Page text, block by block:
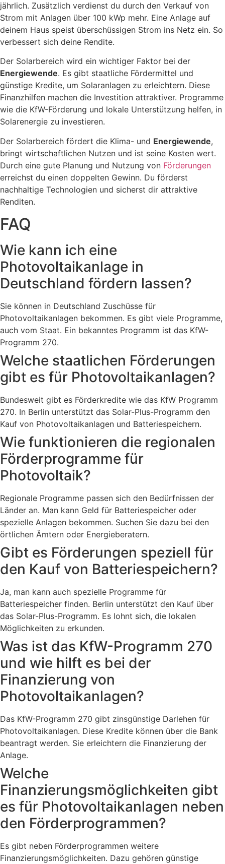
jährlich. Zusätzlich verdienst du durch den Verkauf von
Strom mit Anlagen über 100 kWp mehr. Eine Anlage auf
deinem Haus speist überschüssigen Strom ins Netz ein. So
verbessert sich deine Rendite.
Der Solarbereich wird ein wichtiger Faktor bei der
Energiewende. Es gibt staatliche Fördermittel und
günstige Kredite, um Solaranlagen zu erleichtern. Diese
Finanzhilfen machen die Investition attraktiver. Programme
wie die KfW-Förderung und lokale Unterstützung helfen, in
Solarenergie zu investieren.
Der Solarbereich fördert die Klima- und Energiewende,
bringt wirtschaftlichen Nutzen und ist seine Kosten wert.
Durch eine gute Planung und Nutzung von Förderungen
erreichst du einen doppelten Gewinn. Du förderst
nachhaltige Technologien und sicherst dir attraktive
Renditen.
FAQ
Wie kann ich eine
Photovoltaikanlage in
Deutschland fördern lassen?
Sie können in Deutschland Zuschüsse für
Photovoltaikanlagen bekommen. Es gibt viele Programme,
auch vom Staat. Ein bekanntes Programm ist das KfW-
Programm 270.
Welche staatlichen Förderungen
gibt es für Photovoltaikanlagen?
Bundesweit gibt es Förderkredite wie das KfW Programm
270. In Berlin unterstützt das Solar-Plus-Programm den
Kauf von Photovoltaikanlagen und Batteriespeichern.
Wie funktionieren die regionalen
Förderprogramme für
Photovoltaik?
Regionale Programme passen sich den Bedürfnissen der
Länder an. Man kann Geld für Batteriespeicher oder
spezielle Anlagen bekommen. Suchen Sie dazu bei den
örtlichen Ämtern oder Energieberatern.
Gibt es Förderungen speziell für
den Kauf von Batteriespeichern?
Ja, man kann auch spezielle Programme für
Batteriespeicher finden. Berlin unterstützt den Kauf über
das Solar-Plus-Programm. Es lohnt sich, die lokalen
Möglichkeiten zu erkunden.
Was ist das KfW-Programm 270
und wie hilft es bei der
Finanzierung von
Photovoltaikanlagen?
Das KfW-Programm 270 gibt zinsgünstige Darlehen für
Photovoltaikanlagen. Diese Kredite können über die Bank
beantragt werden. Sie erleichtern die Finanzierung der
Anlage.
Welche
Finanzierungsmöglichkeiten gibt
es für Photovoltaikanlagen neben
den Förderprogrammen?
Es gibt neben Förderprogrammen weitere
Finanzierungsmöglichkeiten. Dazu gehören günstige